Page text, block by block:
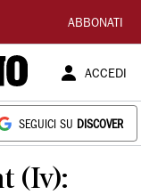
ABBONATI
ACCEDI
SEGUICI SU DISCOVER
(Iv):